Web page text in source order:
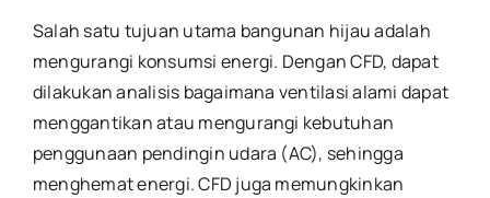
Salah satu tujuan utama bangunan hijau adalah
mengurangi konsumsi energi. Dengan CFD, dapat
dilakukan analisis bagaimana ventilasi alami dapat
menggantikan atau mengurangi kebutuhan
penggunaan pendingin udara (AC), sehingga
menghemat energi. CFD juga memungkinkan